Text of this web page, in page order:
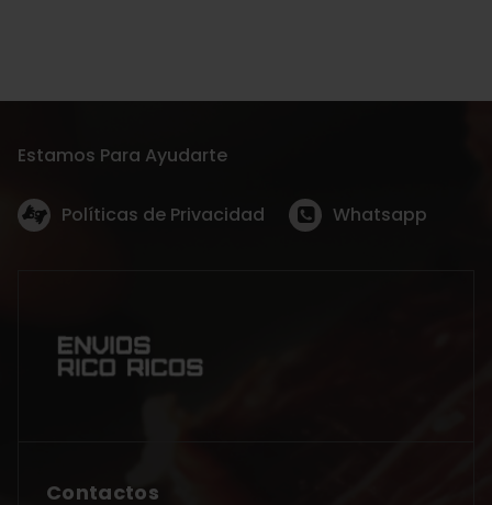
Estamos Para Ayudarte
Políticas de Privacidad Whatsapp
Contactos